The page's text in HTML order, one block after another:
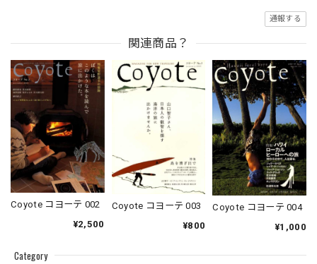
Category
通報する
関連商品？
Coyote コヨーテ 002
¥2,500
Coyote コヨーテ 003
¥800
Coyote コヨーテ 004
¥1,000